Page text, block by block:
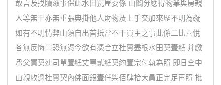
敢言及找贖滋事保此水田瓦屋委係 山鬮分應得物業與房親
人等無干亦無重張典掛他人財物及上手交加來歷不明為礙
如有不明情弊山須自出首抵當不干買主之事此係二比喜悅
各無反悔口恐無憑今欲有憑合立杜賣盡根水田契壹紙 并繳
承父買契連司單壹紙丈單貳紙契約壹宗付執為照 即日仝中
山親收過杜賣契內佛面銀壹仟柒佰肆拾大員正完足再照 批